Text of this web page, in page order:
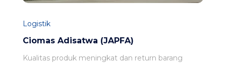
Ciomas Adisatwa (JAPFA)
Logistik
Kualitas produk meningkat dan return barang